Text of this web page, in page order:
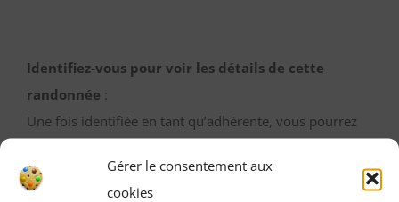
Gérer le consentement aux
cookies
Identifiez-vous pour voir les détails de cette
randonnée :
Une fois identifiée en tant qu’adhérente, vous pourrez
horaires, lieux, etc.